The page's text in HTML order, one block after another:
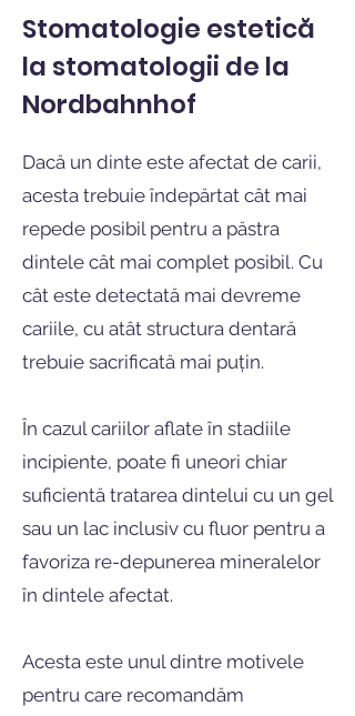
Stomatologie estetică
la stomatologii de la
Nordbahnhof
Dacă un dinte este afectat de carii,
acesta trebuie îndepărtat cât mai
repede posibil pentru a păstra
dintele cât mai complet posibil. Cu
cât este detectată mai devreme
cariile, cu atât structura dentară
trebuie sacrificată mai puțin.
În cazul cariilor aflate în stadiile
incipiente, poate fi uneori chiar
suficientă tratarea dintelui cu un gel
sau un lac inclusiv cu fluor pentru a
favoriza re-depunerea mineralelor
în dintele afectat.
Acesta este unul dintre motivele
pentru care recomandăm